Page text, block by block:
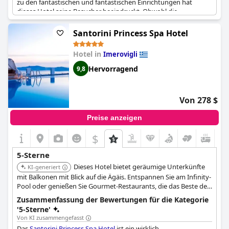
zu den fantastischen und fantastischen Einrichtungen hat
dieses Hotel seine Besucher beeindruckt. Obwohl die
Konkurrenz und die Erwartungen in diesem Preissegment hoch
sind, hat sich das Andronis Concept mit seinen
außergewöhnlichen Einrichtungen und Dienstleistungen davon
abgehoben. Trotz gelegentlicher negativer Rückmeldungen ist
dieses Hotel ein Muss für alle, die ein wahrhaft luxuriöses
Erlebnis suchen.
Santorini Princess Spa Hotel
Hotel in Imerovigli
9,8 Hervorragend
Von 278 $
Preise anzeigen
$
5-Sterne
KI-generiert
Dieses Hotel bietet geräumige Unterkünfte
mit Balkonen mit Blick auf die Ägäis. Entspannen Sie am Infinity-
Pool oder genießen Sie Gourmet-Restaurants, die das Beste der
griechischen Küche präsentieren.
Zusammenfassung der Bewertungen für die Kategorie
'5-Sterne'
Von KI zusammengefasst